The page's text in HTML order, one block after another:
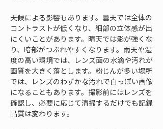
天候による影響もあります。曇天では全体の
コントラストが低くなり、細部の立体感が出
にくいことがあります。晴天では影が強くな
り、暗部がつぶれやすくなります。雨天や湿
度の高い環境では、レンズ面の水滴や汚れが
画質を大きく落とします。粉じんが多い場所
では、レンズのわずかな汚れで白っぽい画像
になることもあります。撮影前にはレンズを
確認し、必要に応じて清掃するだけでも記録
品質は変わります。